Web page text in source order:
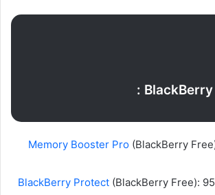
Memory Booster Pro (BlackBerry
BlackBerry Protect (BlackBerry Free):